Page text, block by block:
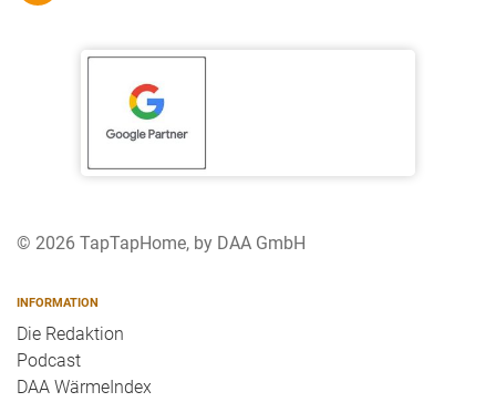
© 2026 TapTapHome, by DAA GmbH
INFORMATION
Die Redaktion
Podcast
DAA WärmeIndex